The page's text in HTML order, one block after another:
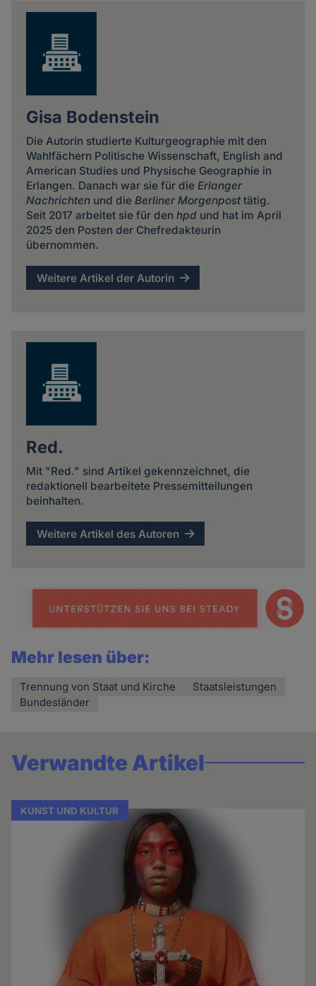
Gisa Bodenstein
Die Autorin studierte Kulturgeographie mit den
Wahlfächern Politische Wissenschaft, English and
American Studies und Physische Geographie in
Erlangen. Danach war sie für die Erlanger
Nachrichtenund die Berliner Morgenposttätig.
Seit 2017 arbeitet sie für den hpdund hat im April
2025 den Posten der Chefredakteurin
übernommen.
Weitere Artikel der Autorin
Red.
Mit "Red." sind Artikel gekennzeichnet, die
redaktionell bearbeitete Pressemitteilungen
beinhalten.
Weitere Artikel des Autoren
Mehr lesen über:
Trennung von Staat und Kirche
Staatsleistungen
Bundesländer
Verwandte Artikel
KUNST UND KULTUR